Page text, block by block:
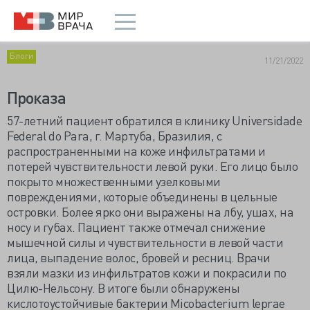
Блоги 11/21/2022
Проказа
57-летний пациент обратился в клинику Universidade
Federal do Para, г. Мартуба, Бразилия, с
распространенными на коже инфильтратами и
потерей чувствительности левой руки. Его лицо было
покрыто множественными узелковыми
повреждениями, которые объединены в цельные
островки. Более ярко они выражены на лбу, ушах, на
носу и губах. Пациент также отмечал снижение
мышечной силы и чувствительности в левой части
лица, выпадение волос, бровей и ресниц. Врачи
взяли мазки из инфильтратов кожи и покрасили по
Цилю-Нельсону. В итоге были обнаружены
кислотоустойчивые бактерии Micobacterium leprae